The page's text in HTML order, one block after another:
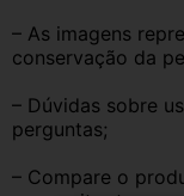
– As imagens
conservação da
– Dúvidas sobre
perguntas;
– Compare o